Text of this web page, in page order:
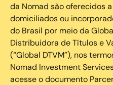
da Nomad são oferecidos
domiciliados ou
do Brasil por meio da
Distribuidora de Títulos e
(“Global DTVM”), nos
Nomad Investment
acesse o documento